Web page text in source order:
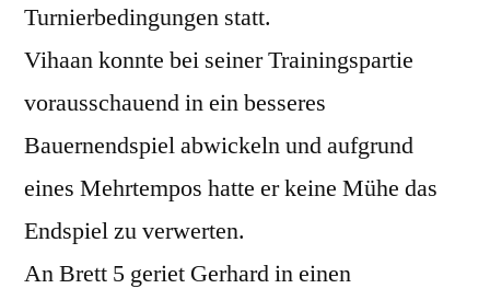
Turnierbedingungen statt.
Vihaan konnte bei seiner Trainingspartie
vorausschauend in ein besseres
Bauernendspiel abwickeln und aufgrund
eines Mehrtempos hatte er keine Mühe das
Endspiel zu verwerten.
An Brett 5 geriet Gerhard in einen